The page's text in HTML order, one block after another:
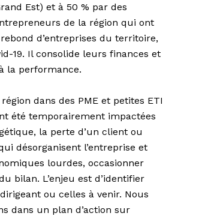
Est) et à 50 % par des
de la région qui ont
d’entreprises du territoire,
19. Il consolide leurs finances et
la performance.
dans des PME et petites ETI
été temporairement impactées
la perte d’un client ou
désorganisent l’entreprise et
lourdes, occasionner
bilan. L’enjeu est d’identifier
ou celles à venir. Nous
dans un plan d’action sur